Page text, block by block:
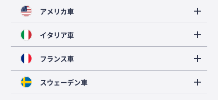
アメリカ車
イタリア車
フランス車
スウェーデン車